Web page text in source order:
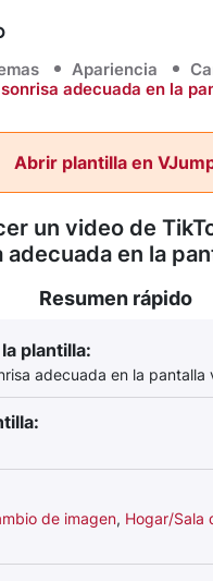
Apariencia
adecuada en la
un video de
adecuada en la
Abrir plantilla en
Resumen rápido
plantilla:
adecuada en la pantalla
de imagen, Hogar/Sala